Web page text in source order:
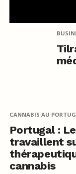
CANNABIS AU
Portugal :
travaillent
cannabis